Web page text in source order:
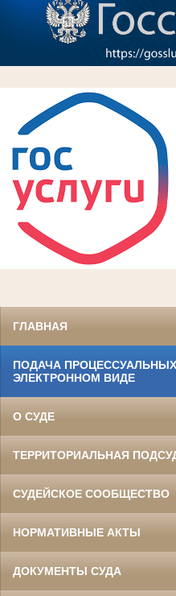
ГЛАВНАЯ
ПОДАЧА
ЭЛЕКТРОННОМ ВИДЕ
О СУДЕ
ТЕРРИТОРИАЛЬНАЯ
СУДЕЙСКОЕ СООБЩЕСТВО
НОРМАТИВНЫЕ АКТЫ
ДОКУМЕНТЫ СУДА